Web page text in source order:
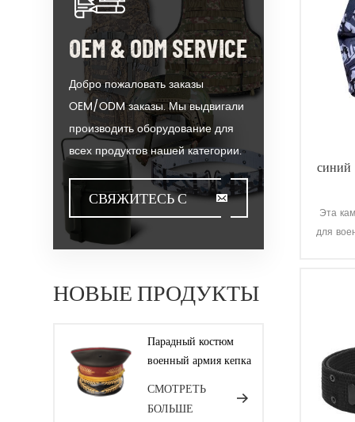
Эта
для
OEM & ODM SERVICE
Добро пожаловать заказы
OEM/ODM заказы. Мы выдвигали
производить оборудование для
всех продуктов нашей категории.
Мы можем положить ваш Логос
на наши горячие продажи модель
или помочь вам производить
заказы, когда вы встречаете
нашим потребительскую
ценность для проектирования и
на творчество &ампер;
инновационные ноги. Мы
изготовляем продукты для наших
клиентов с гарантией качества,
СВЯЖИТЕСЬ С
НАМИ
НОВЫЕ ПРОДУКТЫ
Парадный костюм
военный армия кепка
СМОТРЕТЬ
БОЛЬШЕ